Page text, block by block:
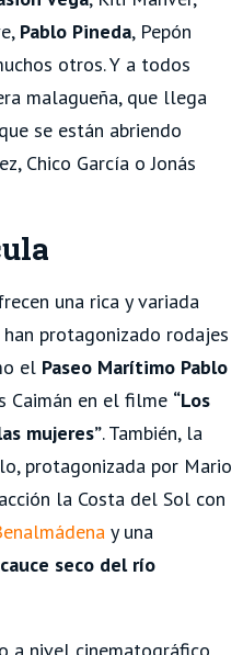
Pablo Pineda, Pepón
otros. Y a todos
malagueña, que llega
se están abriendo
Chico García o Jonás
una rica y variada
han protagonizado rodajes
el Paseo Marítimo Pablo
Caimán en el filme “Los
mujeres”. También, la
protagonizada por Mario
la Costa del Sol con
y una
cauce seco del río